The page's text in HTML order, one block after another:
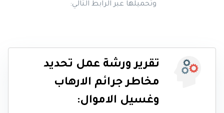
وتحميلها عبر الرابط التالي:
تقرير ورشة عمل تحديد
مخاطر جرائم الارهاب
وغسيل الاموال: